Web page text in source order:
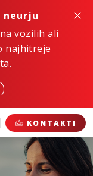
neurju
vozilih ali
najhitreje
KONTAKTI